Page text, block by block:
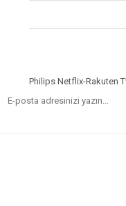
Philips Netflix-Rakuten